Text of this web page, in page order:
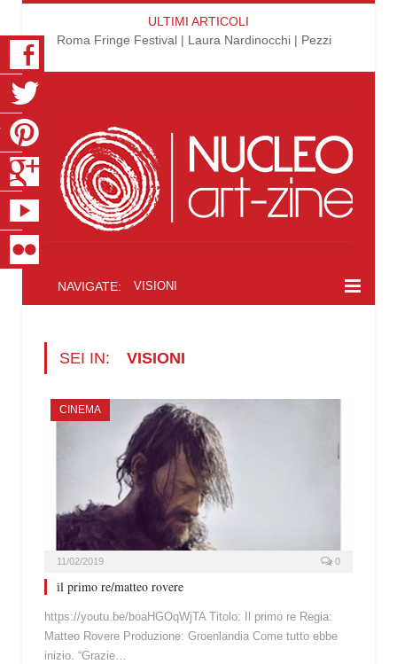
ULTIMI ARTICOLI
Roma Fringe Festival | Laura Nardinocchi | Pezzi
NAVIGATE: VISIONI
SEI IN: VISIONI
CINEMA
11/02/2019 0
il primo re/matteo rovere
https://youtu.be/boaHGOqWjTA Titolo: Il primo re Regia:
Matteo Rovere Produzione: Groenlandia Come tutto ebbe
inizio. “Grazie…